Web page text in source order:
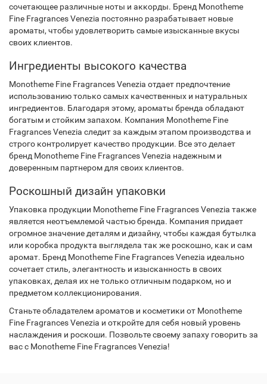
сочетающее различные ноты и аккорды. Бренд Monotheme
Fine Fragrances Venezia постоянно разрабатывает новые
ароматы, чтобы удовлетворить самые изысканные вкусы
своих клиентов.
Ингредиенты высокого качества
Monotheme Fine Fragrances Venezia отдает предпочтение
использованию только самых качественных и натуральных
ингредиентов. Благодаря этому, ароматы бренда обладают
богатым и стойким запахом. Компания Monotheme Fine
Fragrances Venezia следит за каждым этапом производства и
строго контролирует качество продукции. Все это делает
бренд Monotheme Fine Fragrances Venezia надежным и
доверенным партнером для своих клиентов.
Роскошный дизайн упаковки
Упаковка продукции Monotheme Fine Fragrances Venezia также
является неотъемлемой частью бренда. Компания придает
огромное значение деталям и дизайну, чтобы каждая бутылка
или коробка продукта выглядела так же роскошно, как и сам
аромат. Бренд Monotheme Fine Fragrances Venezia идеально
сочетает стиль, элегантность и изысканность в своих
упаковках, делая их не только отличным подарком, но и
предметом коллекционирования.
Станьте обладателем ароматов и косметики от Monotheme
Fine Fragrances Venezia и откройте для себя новый уровень
наслаждения и роскоши. Позвольте своему запаху говорить за
вас с Monotheme Fine Fragrances Venezia!